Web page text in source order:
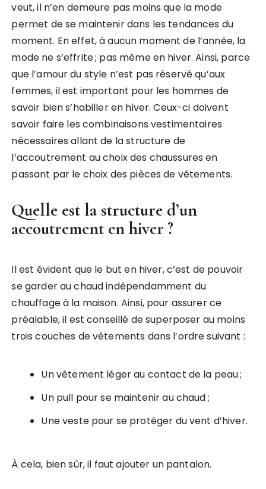
veut, il n’en demeure pas moins que la mode
permet de se maintenir dans les tendances du
moment. En effet, à aucun moment de l’année, la
mode ne s’effrite ; pas même en hiver. Ainsi, parce
que l’amour du style n’est pas réservé qu’aux
femmes, il est important pour les hommes de
savoir bien s’habiller en hiver. Ceux-ci doivent
savoir faire les combinaisons vestimentaires
nécessaires allant de la structure de
l’accoutrement au choix des chaussures en
passant par le choix des pièces de vêtements.
Quelle est la structure d’un
accoutrement en hiver ?
Il est évident que le but en hiver, c’est de pouvoir
se garder au chaud indépendamment du
chauffage à la maison. Ainsi, pour assurer ce
préalable, il est conseillé de superposer au moins
trois couches de vêtements dans l’ordre suivant :
Un vêtement léger au contact de la peau ;
Un pull pour se maintenir au chaud ;
Une veste pour se protéger du vent d’hiver.
À cela, bien sûr, il faut ajouter un pantalon.